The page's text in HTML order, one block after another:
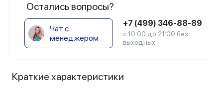
Остались вопросы?
Чат с
менеджером
+7 (499) 346-88-89
с 10:00 до 21:00 без
выходных
Краткие характеристики